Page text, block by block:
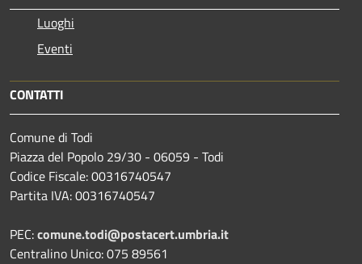
Luoghi
Eventi
CONTATTI
Comune di Todi
Piazza del Popolo 29/30 - 06059 - Todi
Codice Fiscale: 00316740547
Partita IVA: 00316740547
PEC:comune.todi@postacert.umbria.it
Centralino Unico: 075 89561